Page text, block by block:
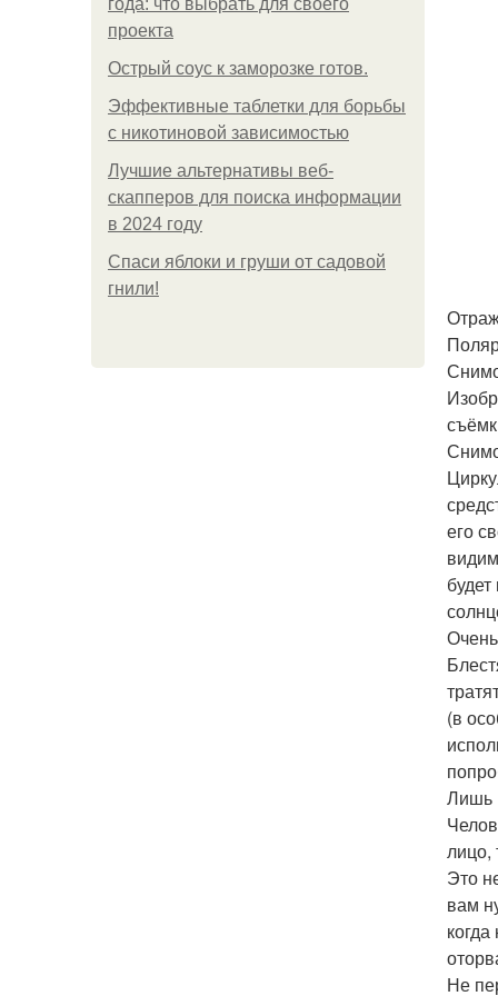
года: что выбрать для своего
проекта
Острый соус к заморозке готов.
Эффективные таблетки для борьбы
с никотиновой зависимостью
Лучшие альтернативы веб-
скапперов для поиска информации
в 2024 году
Спаси яблоки и груши от садовой
гнили!
его
(в
Лишь
лицо,
Это
вам
Не